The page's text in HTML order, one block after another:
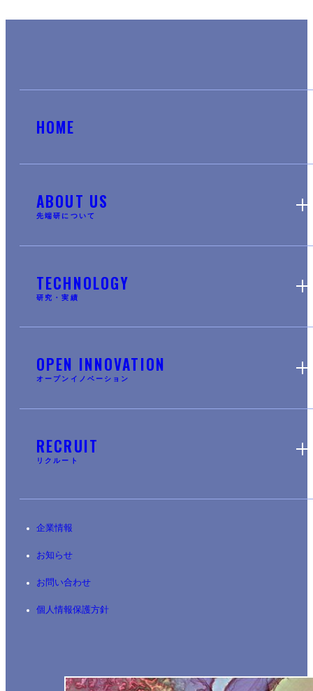
HOME
ABOUT US
先端研について
TECHNOLOGY
研究・実績
OPEN INNOVATION
オープンイノベーション
RECRUIT
リクルート
企業情報
お知らせ
お問い合わせ
個人情報保護方針